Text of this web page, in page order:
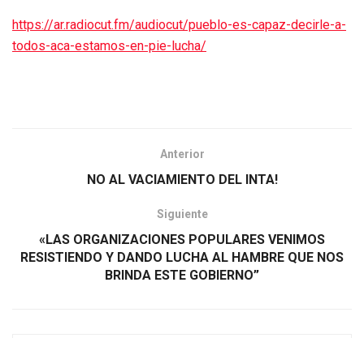
https://ar.radiocut.fm/audiocut/pueblo-es-capaz-decirle-a-
todos-aca-estamos-en-pie-lucha/
Anterior
NO AL VACIAMIENTO DEL INTA!
Siguiente
«LAS ORGANIZACIONES POPULARES VENIMOS
RESISTIENDO Y DANDO LUCHA AL HAMBRE QUE NOS
BRINDA ESTE GOBIERNO”